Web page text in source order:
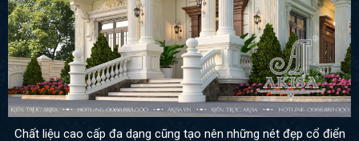
Chất liệu cao cấp đa dạng cũng tạo nên những nét đẹp cổ điển